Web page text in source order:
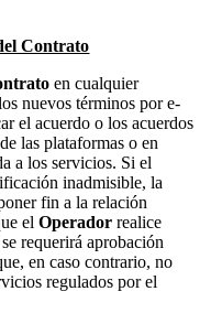
Contrato
en cualquier
nuevos términos por e-
el acuerdo o los acuerdos
las plataformas o en
a los servicios. Si el
inadmisible, la
fin a la relación
el Operadorrealice
se requerirá aprobación
en caso contrario, no
regulados por el